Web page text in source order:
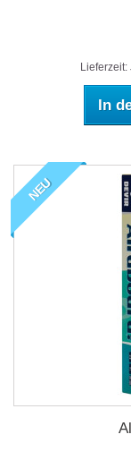
In
NEU